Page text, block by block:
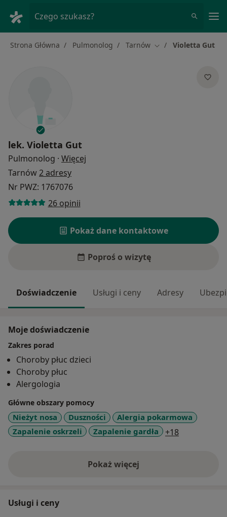
Czego szukasz?
Strona Główna Pulmonolog Tarnów Zmień miasto
Violetta Gut
lek. Violetta Gut
Pulmonolog · Więcej
Tarnów2 adresy
Nr PWZ: 1767076
26 opinii
Pokaż dane kontaktowe
Poproś o wizytę
Doświadczenie Usługi i ceny Adresy
Moje doświadczenie
Zakres porad
Choroby płuc dzieci
Choroby płuc
Alergologia
Główne obszary pomocy
Nieżyt nosa Duszności
Alergia pokarmowa
Zapalenie oskrzeli
Zapalenie gardła +18
Pokaż więcejo doświadczeniu
Usługi i ceny